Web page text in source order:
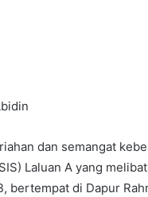
dan semangat
Laluan A yang
bertempat di Dapur